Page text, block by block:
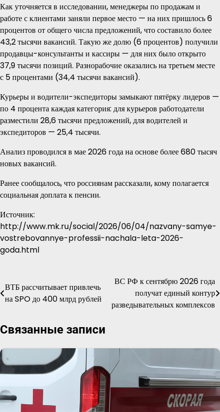
Как уточняется в исследовании, менеджеры по продажам и
работе с клиентами заняли первое место — на них пришлось 6
процентов от общего числа предложений, что составило более
43,2 тысячи вакансий. Такую же долю (6 процентов) получили
продавцы-консультанты и кассиры — для них было открыто
37,9 тысячи позиций. Разнорабочие оказались на третьем месте
с 5 процентами (34,4 тысячи вакансий).
Курьеры и водители-экспедиторы замыкают пятёрку лидеров —
по 4 процента каждая категория: для курьеров работодатели
разместили 28,6 тысячи предложений, для водителей и
экспедиторов — 25,4 тысячи.
Анализ проводился в мае 2026 года на основе более 680 тысяч
новых вакансий.
Ранее сообщалось, что россиянам рассказали, кому полагается
социальная доплата к пенсии.
Источник:
http://www.mk.ru/social/2026/06/04/nazvany-samye-
vostrebovannye-professii-nachala-leta-2026-
goda.html
Навигация
по
ВТБ рассчитывает привлечь
на SPO до 400 млрд рублей
ВС РФ к сентябрю 2026 года
получат единый контур
разведывательных комплексов
Связанные записи